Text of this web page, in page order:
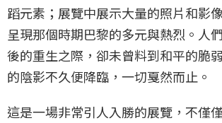
蹈元素；展覽中展示大量的照片和影
呈現那個時期巴黎的多元與熱烈。人
後的重生之際，卻未曾料到和平的脆
的陰影不久便降臨，一切戛然而止。
這是一場非常引人入勝的展覽，不僅